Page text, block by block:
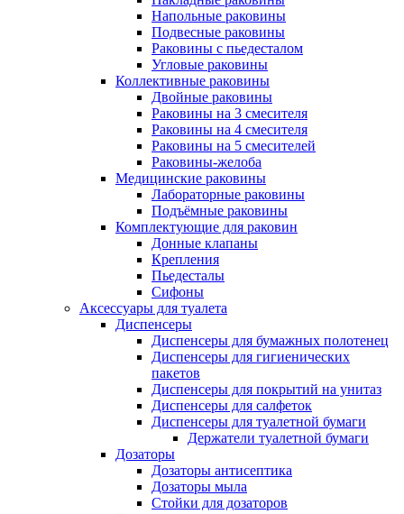
Напольные раковины
Подвесные раковины
Раковины с пьедесталом
Угловые раковины
Коллективные раковины
Двойные раковины
Раковины на 3 смесителя
Раковины на 4 смесителя
Раковины на 5 смесителей
Раковины-желоба
Медицинские раковины
Лабораторные раковины
Подъёмные раковины
Комплектующие для раковин
Донные клапаны
Крепления
Пьедесталы
Сифоны
Аксессуары для туалета
Диспенсеры
Диспенсеры для бумажных полотенец
Диспенсеры для гигиенических
пакетов
Диспенсеры для покрытий на унитаз
Диспенсеры для салфеток
Диспенсеры для туалетной бумаги
Держатели туалетной бумаги
Дозаторы
Дозаторы антисептика
Дозаторы мыла
Стойки для дозаторов